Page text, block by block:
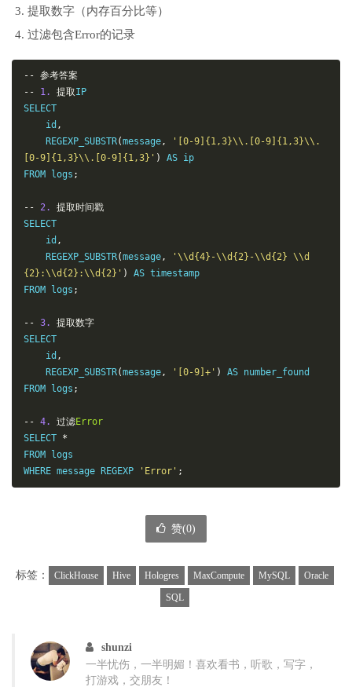
提取数字（内存百分比等）
过滤包含Error的记录
-- 参考答案
--
1. 提取IP
SELECT
    id
,
    REGEXP_SUBSTR
(message,
'[0-9]{1,3}\\.[0-9]{1,3}\\.
[0-9]{1,3}\\.[0-9]{1,3}' )
AS ip
FROM logs ;
-- 2.
提取时间戳
SELECT
    id
,
    REGEXP_SUBSTR
(message,
'\\d{4}-\\d{2}-\\d{2} \\d
{2}:\\d{2}:\\d{2}' )
AS timestamp
FROM logs ;
-- 3.
提取数字
SELECT
    id
,
    REGEXP_SUBSTR
(message, '[0-9]+' )
AS number_found
FROM logs ;
-- 4. 过滤Error
SELECT *
FROM logs
WHERE message REGEXP
'Error' ;
赞(0)
标签： ClickHouse Hive Hologres MaxCompute MySQL
Oracle
SQL
shunzi
一半忧伤，一半明媚！喜欢看书，听歌，写字，
打游戏，交朋友！